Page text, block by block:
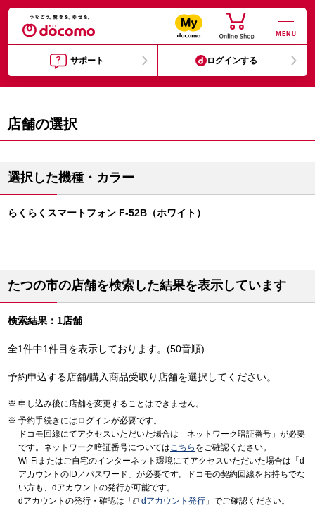
MENU
サポート ログインする
店舗の選択
選択した機種・カラー
らくらくスマートフォン F-52B（ホワイト）
たつの市の店舗を検索した結果を表示しています
検索結果：1店舗
全1件中1件目を表示しております。(50音順)
予約申込する店舗/購入商品受取り店舗を選択してください。
申し込み後に店舗を変更することはできません。
予約手続きにはログインが必要です。
ドコモ回線にてアクセスいただいた場合は「ネットワーク暗証番号」が必要
です。ネットワーク暗証番号についてはこちら をご確認ください。
Wi-Fiまたはご自宅のインターネット環境にてアクセスいただいた場合は「d
アカウントのID／パスワード」が必要です。ドコモの契約回線をお持ちでな
い方も、dアカウントの発行が可能です。
dアカウントの発行・確認は「
dアカウント発行 」でご確認ください。